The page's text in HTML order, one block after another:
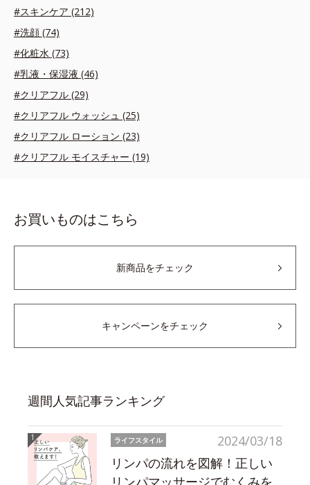
#スキンケア (212)
#洗顔 (74)
#化粧水 (73)
#乳液・保湿液 (46)
#クリアフル (29)
#クリアフル ウォッシュ (25)
#クリアフル ローション (23)
#クリアフル モイスチャー (19)
お買いものはこちら
新商品をチェック
キャンペーンをチェック
週間人気記事ランキング
2024/03/18
ライフスタイル
リンパの流れを図解！正しい
リンパマッサージでむくみを